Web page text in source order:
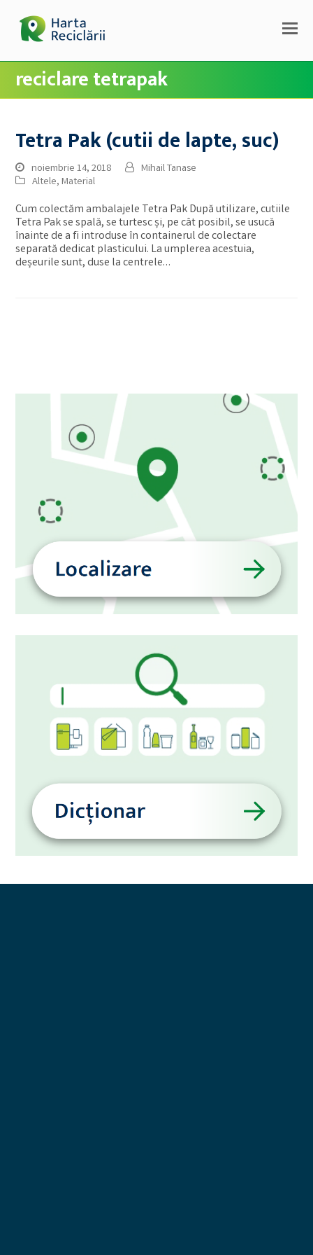
reciclare tetrapak
Tetra Pak (cutii de lapte, suc)
noiembrie 14, 2018
Mihail Tanase
Altele,Material
Cum colectăm ambalajele Tetra Pak După utilizare, cutiile
Tetra Pak se spală, se turtesc și, pe cât posibil, se usucă
înainte de a fi introduse în containerul de colectare
separată dedicat plasticului. La umplerea acestuia,
deșeurile sunt, duse la centrele…